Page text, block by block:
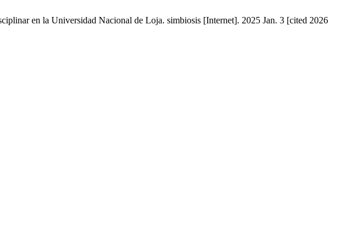
en la Universidad Nacional de Loja. simbiosis [Internet]. 2025 Jan. 3 [cited 2026